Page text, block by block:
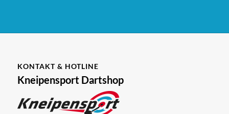
KONTAKT & HOTLINE
Kneipensport Dartshop